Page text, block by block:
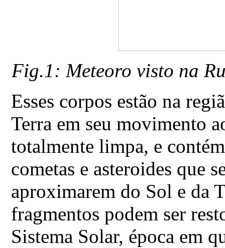
Fig.1: Meteoro visto na
Esses corpos estão na
Terra em seu movimento
totalmente limpa, e
cometas e asteroides que
aproximarem do Sol e da
fragmentos podem ser
Sistema Solar, época em